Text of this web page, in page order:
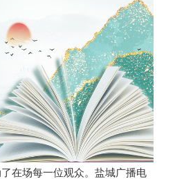
在场每一位观众。盐城广播电